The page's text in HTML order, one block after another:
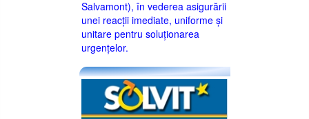
Salvamont), în vederea asigurării
unei reacții imediate, uniforme și
unitare pentru soluționarea
urgențelor.